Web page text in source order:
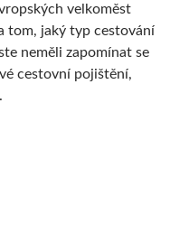
velkoměst
tom, jaký typ cestování
neměli zapomínat se
cestovní pojištění,
je vhodné pro váš